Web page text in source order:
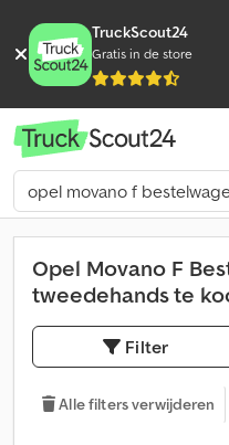
TruckScout24
Gratis in de store
Opel Movano F
tweedehands te
Filter
Alle filters verwijderen